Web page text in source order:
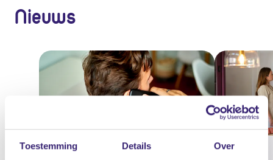
Toestemming Details Over
Nieuws